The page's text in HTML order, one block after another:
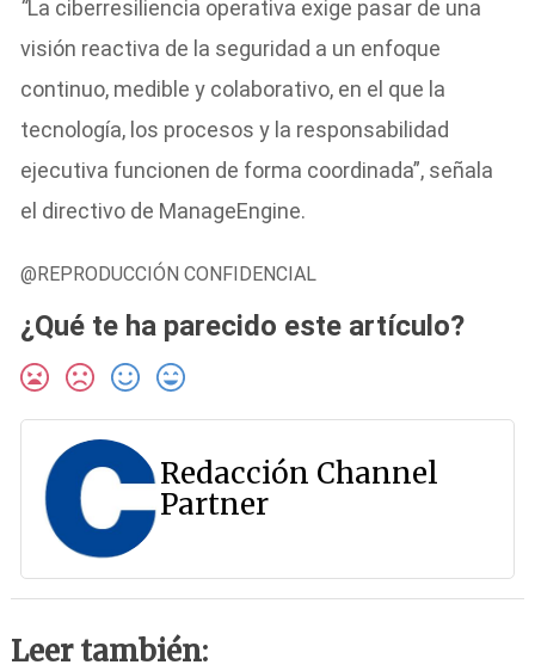
“La ciberresiliencia operativa exige pasar de una
visión reactiva de la seguridad a un enfoque
continuo, medible y colaborativo, en el que la
tecnología, los procesos y la responsabilidad
ejecutiva funcionen de forma coordinada”, señala
el directivo de ManageEngine.
@REPRODUCCIÓN CONFIDENCIAL
¿Qué te ha parecido este artículo?
Redacción Channel
Partner
Leer también: